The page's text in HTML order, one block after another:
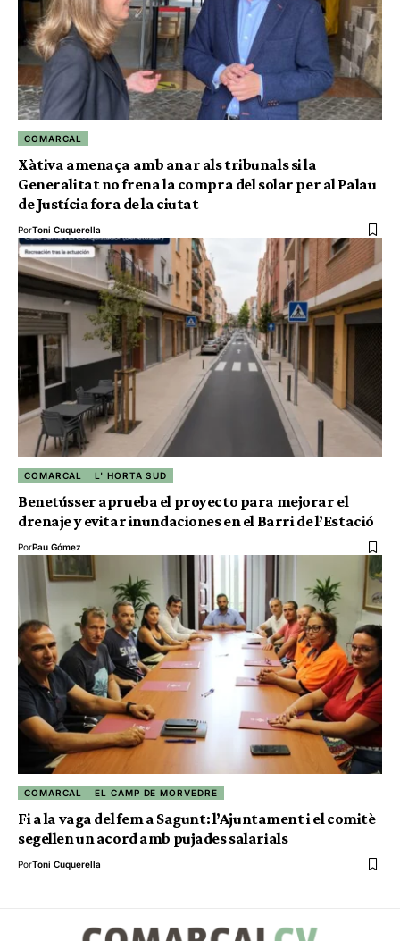
COMARCAL
Xàtiva amenaça amb anar als tribunals si la
Generalitat no frena la compra del solar per al Palau
de Justícia fora de la ciutat
PorToni Cuquerella
COMARCAL L' HORTA SUD
Benetússer aprueba el proyecto para mejorar el
drenaje y evitar inundaciones en el Barri de l’Estació
PorPau Gómez
COMARCAL EL CAMP DE MORVEDRE
Fi a la vaga del fem a Sagunt: l’Ajuntament i el comitè
segellen un acord amb pujades salarials
PorToni Cuquerella